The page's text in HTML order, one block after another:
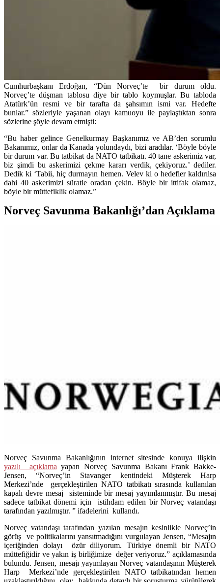
Cumhurbaşkanı Erdoğan, “Dün Norveç’te bir durum oldu.
Norveç’te düşman tablosu diye bir tablo koymuşlar. Bu tabloda
Atatürk’ün resmi ve bir tarafta da şahsımın ismi var. Hedefte
bunlar.” sözleriyle yaşanan olayı kamuoyu ile paylaştıktan sonra
sözlerine şöyle devam etmişti:
“Bu haber gelince Genelkurmay Başkanımız ve AB’den sorumlu
Bakanımız, onlar da Kanada yolundaydı, bizi aradılar. ‘Böyle böyle
bir durum var. Bu tatbikat da NATO tatbikatı. 40 tane askerimiz var,
biz şimdi bu askerimizi çekme kararı verdik, çekiyoruz.’ dediler.
Dedik ki ‘Tabii, hiç durmayın hemen. Velev ki o hedefler kaldırılsa
dahi 40 askerimizi süratle oradan çekin. Böyle bir ittifak olamaz,
böyle bir müttefiklik olamaz.”
Norveç Savunma Bakanlığı’dan Açıklama
Norveç Savunma Bakanlığının internet sitesinde konuya ilişkin
yazılı açıklama yapan Norveç Savunma Bakanı Frank Bakke-
Jensen, “Norveç’in Stavanger kentindeki Müşterek Harp
Merkezi’nde gerçekleştirilen NATO tatbikatı sırasında kullanılan
kapalı devre mesaj sisteminde bir mesaj yayımlanmıştır. Bu mesaj
sadece tatbikat dönemi için istihdam edilen bir Norveç vatandaşı
tarafından yazılmıştır. ” ifadelerini kullandı.
Norveç vatandaşı tarafından yazılan mesajın kesinlikle Norveç’in
görüş ve politikalarını yansıtmadığını vurgulayan Jensen, “Mesajın
içeriğinden dolayı özür diliyorum. Türkiye önemli bir NATO
müttefiğidir ve yakın iş birliğimize değer veriyoruz.” açıklamasında
bulundu. Jensen, mesajı yayımlayan Norveç vatandaşının Müşterek
Harp Merkezi’nde gerçekleştirilen NATO tatbikatından hemen